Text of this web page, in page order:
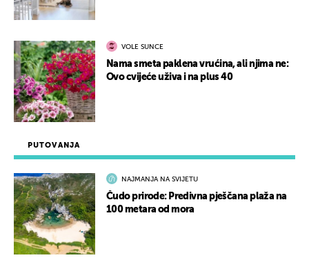
PUTOVANJA
NAJMANJA NA SVIJETU
Čudo prirode: Predivna pješčana plaža na
100 metara od mora
VOLE SUNCE
Nama smeta paklena vrućina, ali njima ne:
Ovo cvijeće uživa i na plus 40